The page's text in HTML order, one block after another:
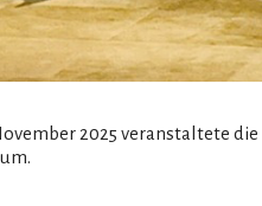
2025 veranstaltete